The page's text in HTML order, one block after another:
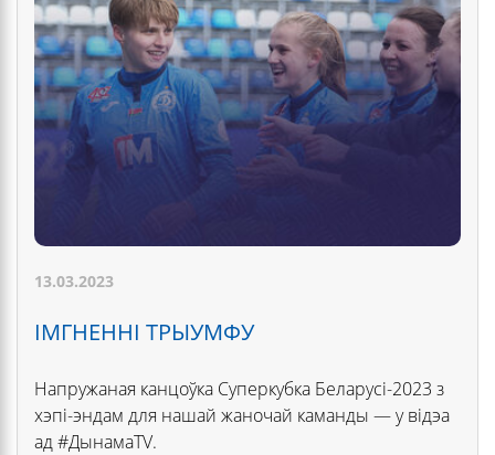
13.03.2023
ІМГНЕННІ ТРЫУМФУ
Напружаная канцоўка Суперкубка Беларусі-2023 з
хэпі-эндам для нашай жаночай каманды — у відэа
ад #ДынамаTV.